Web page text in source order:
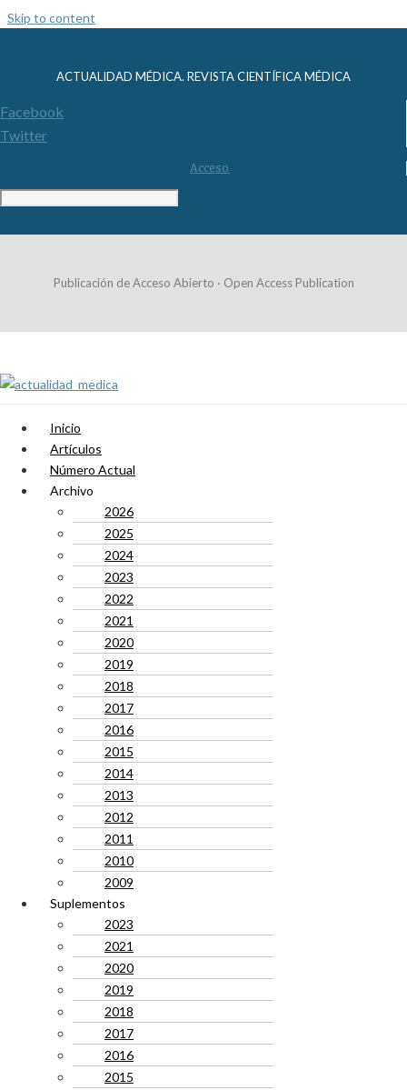
Skip to content
ACTUALIDAD MÉDICA. REVISTA CIENTÍFICA MÉDICA
Facebook
Twitter
Acceso
Publicación de Acceso Abierto · Open Access Publication
Inicio
Artículos
Número Actual
Archivo
2026
2025
2024
2023
2022
2021
2020
2019
2018
2017
2016
2015
2014
2013
2012
2011
2010
2009
Suplementos
2023
2021
2020
2019
2018
2017
2016
2015